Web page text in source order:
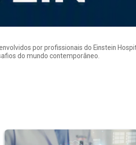
por profissionais do Einstein
do mundo contemporâneo.